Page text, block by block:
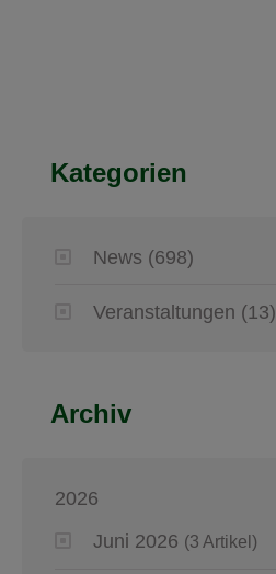
Kategorien
News (698)
Veranstaltungen (13)
Archiv
2026
Juni 2026 (3 Artikel)